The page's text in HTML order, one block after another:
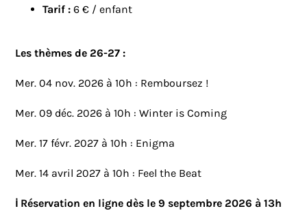
Tarif : 6 € / enfant
Les thèmes de 26-27 :
Mer. 04 nov. 2026 à 10h : Remboursez !
Mer. 09 déc. 2026 à 10h : Winter is Coming
Mer. 17 févr. 2027 à 10h : Enigma
Mer. 14 avril 2027 à 10h : Feel the Beat
ℹ️ Réservation en ligne dès le 9 septembre 2026 à 13h